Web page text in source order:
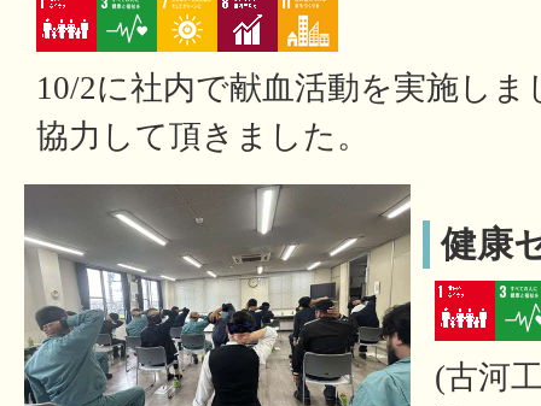
10/2に社内で献血活動を実施し
協力して頂きました。
健康
(古河